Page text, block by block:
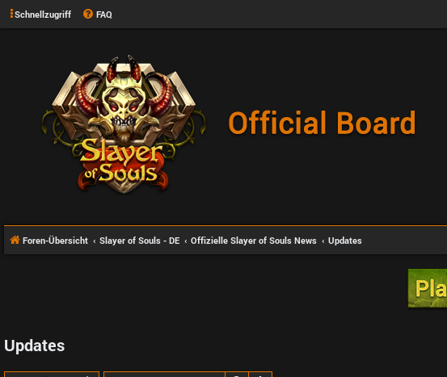
Schnellzugriff FAQ
Foren-Übersicht Slayer of Souls - DE Offizielle Slayer of Souls News Updates
Updates